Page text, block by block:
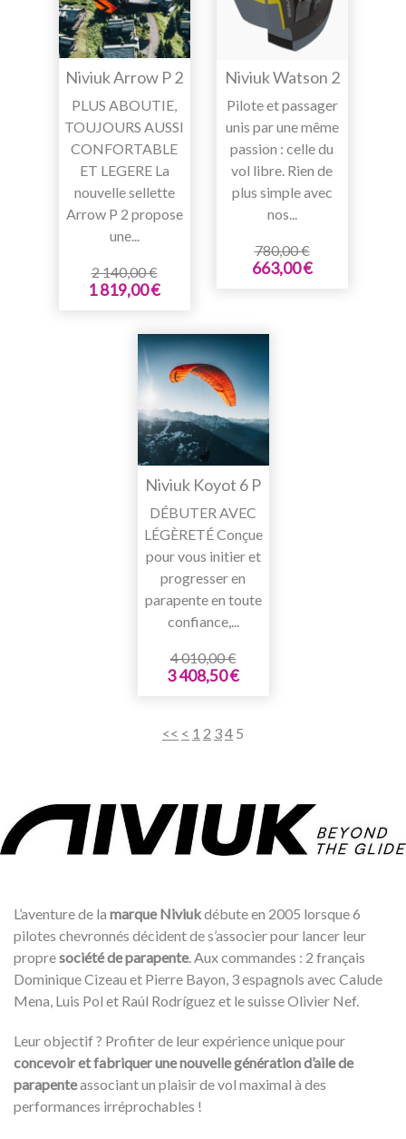
Niviuk Arrow P 2
PLUS ABOUTIE,
TOUJOURS AUSSI
CONFORTABLE
ET LEGERE La
nouvelle sellette
Arrow P 2 propose
une...
2 140,00 €
1 819,00 €
Niviuk Watson 2
Pilote et passager
unis par une même
passion : celle du
vol libre. Rien de
plus simple avec
nos...
780,00 €
663,00 €
Niviuk Koyot 6 P
DÉBUTER AVEC
LÉGÈRETÉ Conçue
pour vous initier et
progresser en
parapente en toute
confiance,...
4 010,00 €
3 408,50 €
<< < 1 2 34 5
L’aventure de la marque Niviukdébute en 2005 lorsque 6
pilotes chevronnés décident de s’associer pour lancer leur
propresociété de parapente. Aux commandes : 2 français
Dominique Cizeau et Pierre Bayon, 3 espagnols avec Calude
Mena, Luis Pol et Raúl Rodríguez et le suisse Olivier Nef.
Leur objectif ? Profiter de leur expérience unique pour
concevoir et fabriquer une nouvelle génération d’aile de
parapenteassociant un plaisir de vol maximal à des
performances irréprochables !